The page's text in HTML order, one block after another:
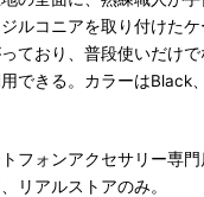
ルコニアを取り付けた
ており、普段使いだけ
できる。カラーはBlack
フォンアクセサリー専門
リアルストアのみ。